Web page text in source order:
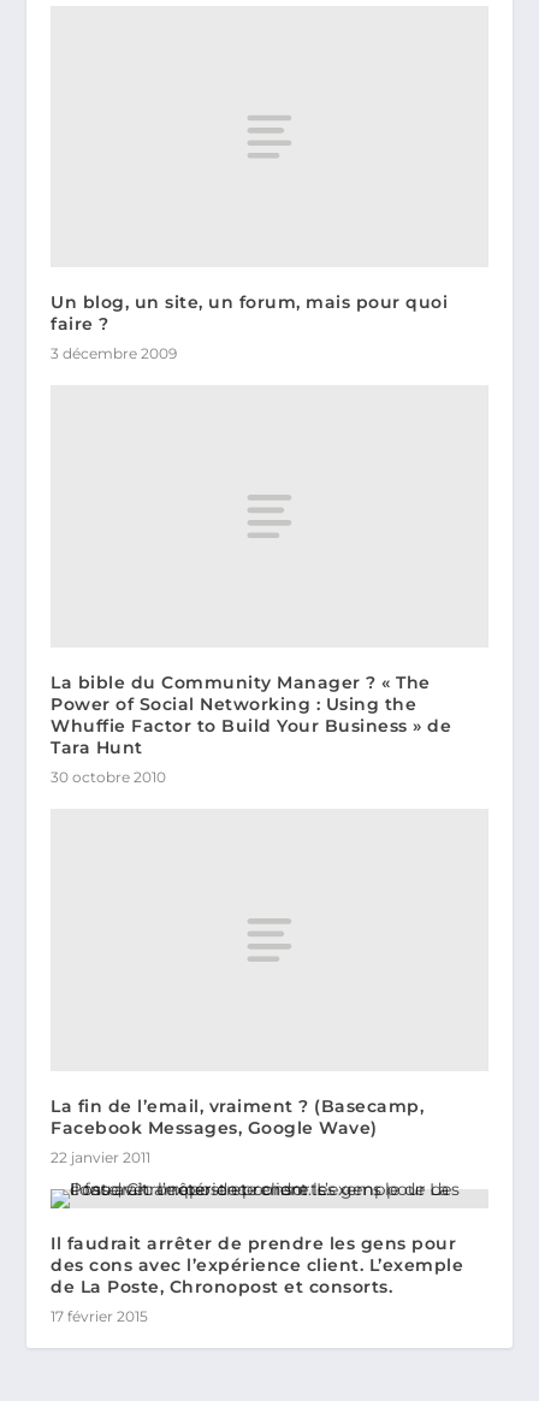
Un blog, un site, un forum, mais pour quoi
faire ?
3 décembre 2009
La bible du Community Manager ? « The
Power of Social Networking : Using the
Whuffie Factor to Build Your Business » de
Tara Hunt
30 octobre 2010
La fin de l’email, vraiment ? (Basecamp,
Facebook Messages, Google Wave)
22 janvier 2011
Il faudrait arrêter de prendre les gens pour
des cons avec l’expérience client. L’exemple
de La Poste, Chronopost et consorts.
17 février 2015